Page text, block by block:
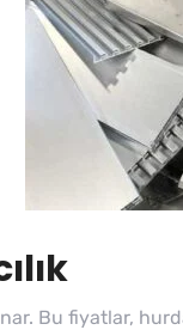
Bu fiyatlar,